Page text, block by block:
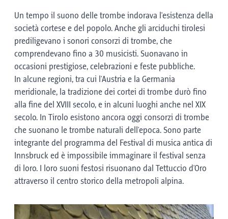
Un tempo il suono delle trombe indorava l'esistenza della
società cortese e del popolo. Anche gli arciduchi tirolesi
prediligevano i sonori consorzi di trombe, che
comprendevano fino a 30 musicisti. Suonavano in
occasioni prestigiose, celebrazioni e feste pubbliche.
In alcune regioni, tra cui l'Austria e la Germania
meridionale, la tradizione dei cortei di trombe durò fino
alla fine del XVIII secolo, e in alcuni luoghi anche nel XIX
secolo. In Tirolo esistono ancora oggi consorzi di trombe
che suonano le trombe naturali dell'epoca. Sono parte
integrante del programma del Festival di musica antica di
Innsbruck ed è impossibile immaginare il festival senza
di loro. I loro suoni festosi risuonano dal Tettuccio d'Oro
attraverso il centro storico della metropoli alpina.